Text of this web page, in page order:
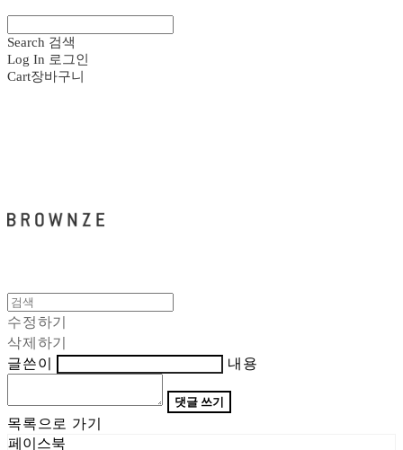
Search 검색
Log In 로그인
Cart장바구니
수정하기
삭제하기
글쓴이
내용
댓글 쓰기
목록으로 가기
페이스북